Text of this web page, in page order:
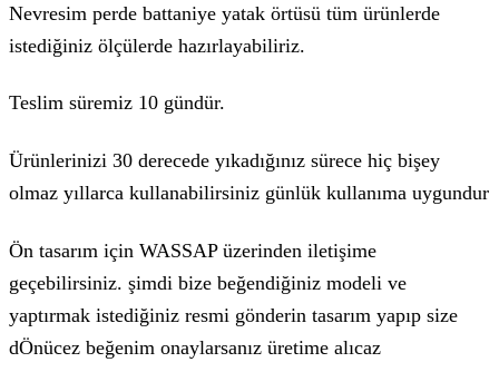
Nevresim perde battaniye yatak örtüsü tüm ürünlerde
istediğiniz ölçülerde hazırlayabiliriz.
Teslim süremiz 10 gündür.
Ürünlerinizi 30 derecede yıkadığınız sürece hiç bişey
olmaz yıllarca kullanabilirsiniz günlük kullanıma uygundur
Ön tasarım için WASSAP üzerinden iletişime
geçebilirsiniz. şimdi bize beğendiğiniz modeli ve
yaptırmak istediğiniz resmi gönderin tasarım yapıp size
dÖnücez beğenim onaylarsanız üretime alıcaz